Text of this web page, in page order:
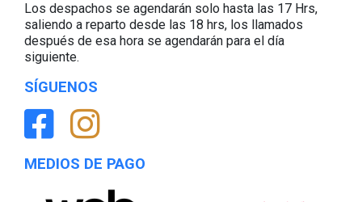
Los despachos se agendarán solo hasta las 17 Hrs,
saliendo a reparto desde las 18 hrs, los llamados
después de esa hora se agendarán para el día
siguiente.
SÍGUENOS
MEDIOS DE PAGO